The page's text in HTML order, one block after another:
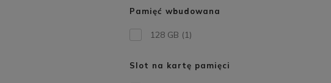
Pamięć wbudowana
128 GB (1)
Slot na kartę pamięci